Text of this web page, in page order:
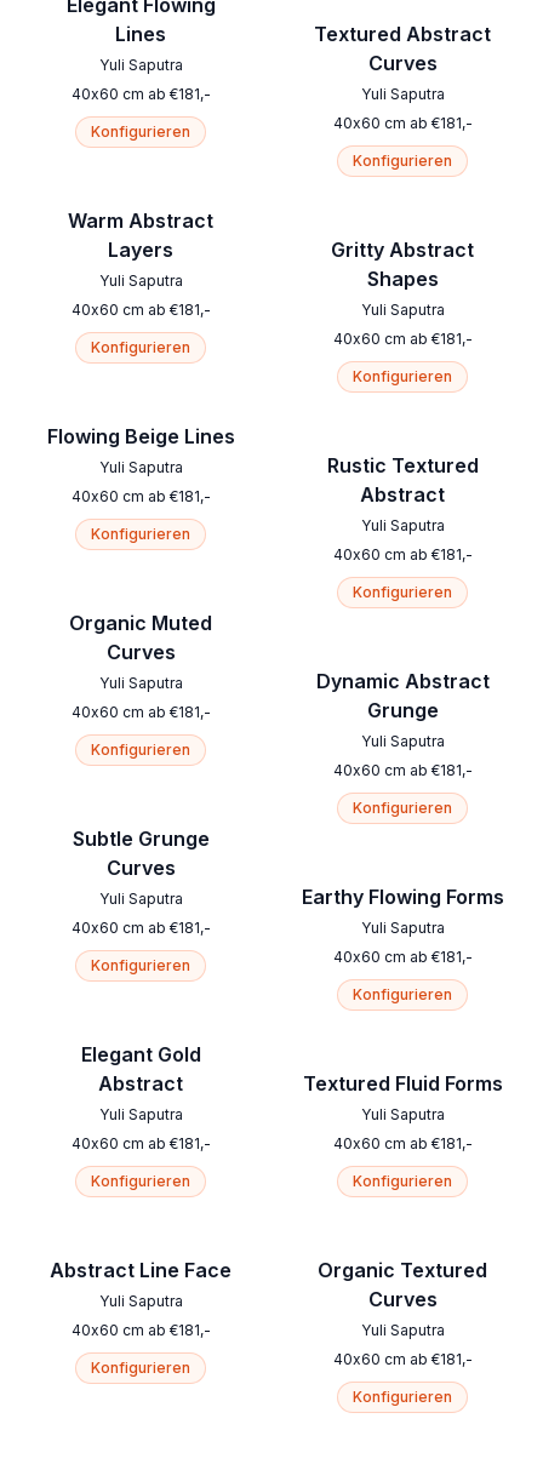
Elegant Flowing
Lines
Yuli Saputra
40x60 cm ab €181,-
Konfigurieren
Warm Abstract
Layers
Yuli Saputra
40x60 cm ab €181,-
Konfigurieren
Flowing Beige Lines
Yuli Saputra
40x60 cm ab €181,-
Konfigurieren
Organic Muted
Curves
Yuli Saputra
40x60 cm ab €181,-
Konfigurieren
Subtle Grunge
Curves
Yuli Saputra
40x60 cm ab €181,-
Konfigurieren
Elegant Gold
Abstract
Yuli Saputra
40x60 cm ab €181,-
Konfigurieren
Abstract Line Face
Yuli Saputra
40x60 cm ab €181,-
Konfigurieren
Textured Abstract
Curves
Yuli Saputra
40x60 cm ab €181,-
Konfigurieren
Gritty Abstract
Shapes
Yuli Saputra
40x60 cm ab €181,-
Konfigurieren
Rustic Textured
Abstract
Yuli Saputra
40x60 cm ab €181,-
Konfigurieren
Dynamic Abstract
Grunge
Yuli Saputra
40x60 cm ab €181,-
Konfigurieren
Earthy Flowing Forms
Yuli Saputra
40x60 cm ab €181,-
Konfigurieren
Textured Fluid Forms
Yuli Saputra
40x60 cm ab €181,-
Konfigurieren
Organic Textured
Curves
Yuli Saputra
40x60 cm ab €181,-
Konfigurieren